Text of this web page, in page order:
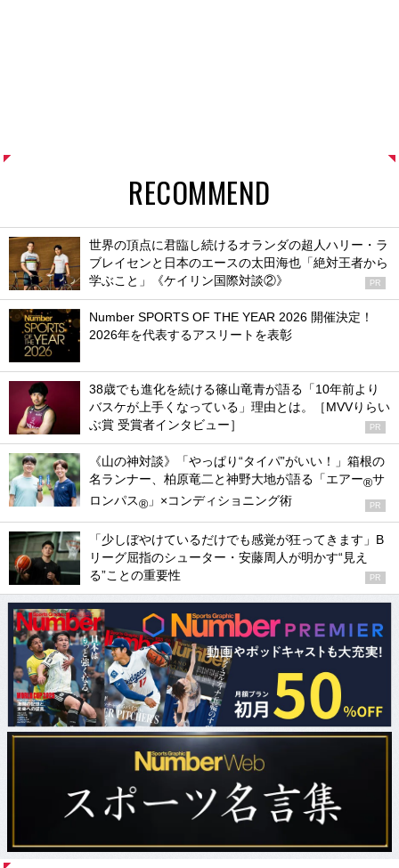
RECOMMEND
世界の頂点に君臨し続けるオランダの超人ハリー・ラ
ブレイセンと日本のエースの太田海也「絶対王者から
学ぶこと」《ケイリン国際対談②》
PR
Number SPORTS OF THE YEAR 2026 開催決定！
2026年を代表するアスリートを表彰
38歳でも進化を続ける篠山竜青が語る「10年前より
バスケが上手くなっている」理由とは。［MVVりらい
ぶ賞 受賞者インタビュー］
PR
《山の神対談》「やっぱり“タイパ”がいい！」箱根の
名ランナー、柏原竜二と神野大地が語る「エアー®サ
ロンパス® 」×コンディショニング術 PR
「少しぼやけているだけでも感覚が狂ってきます」B
リーグ屈指のシューター・安藤周人が明かす“見え
る”ことの重要性
PR